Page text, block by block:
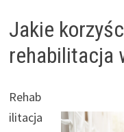
Jakie
rehabilitacja
Rehab
ilitacja